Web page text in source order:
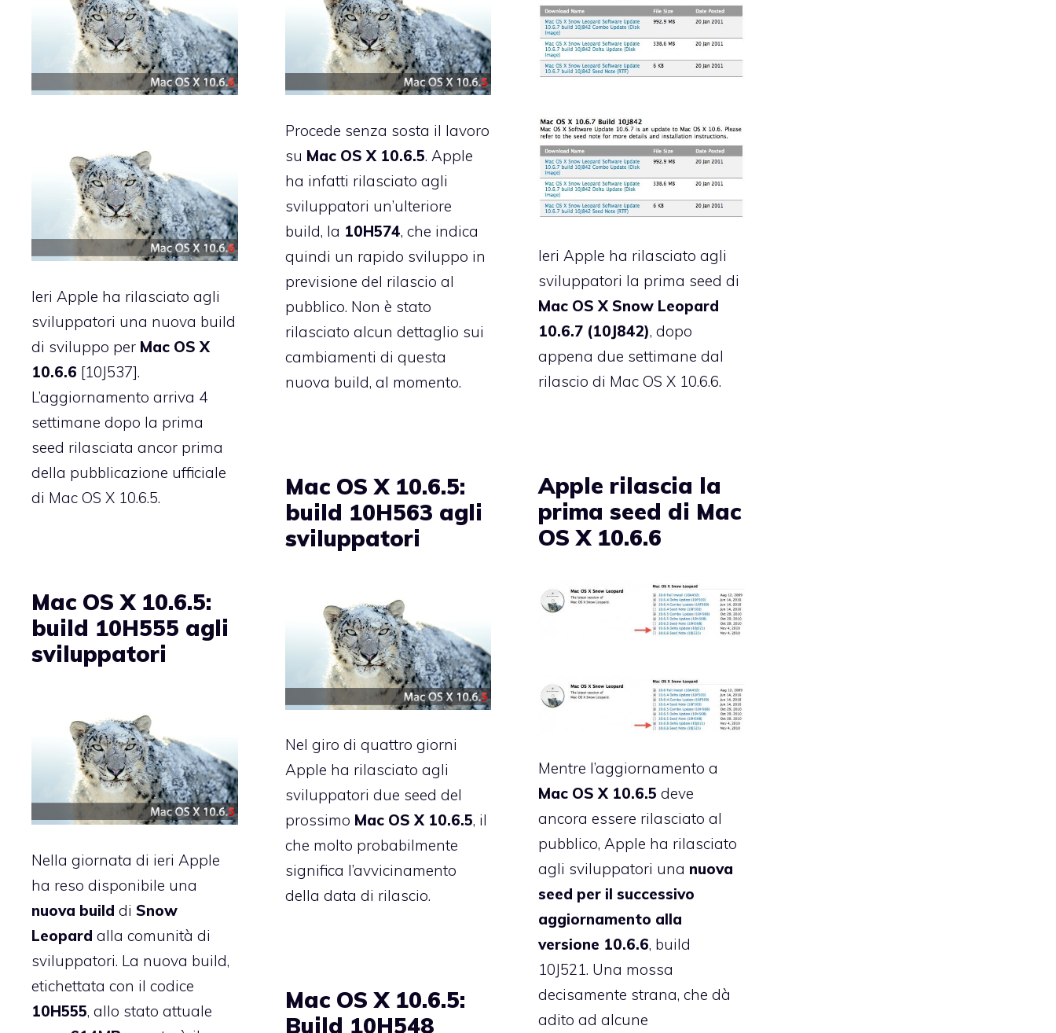
Ieri Apple ha rilasciato agli
sviluppatori la prima seed di
Mac OS X Snow Leopard
10.6.7 (10J842), dopo
appena due settimane dal
rilascio di Mac OS X 10.6.6.
Ieri Apple ha rilasciato agli
sviluppatori una nuova build
di sviluppo per Mac OS X
10.6.6 [10J537].
L’aggiornamento arriva 4
settimane dopo la prima
seed rilasciata ancor prima
della pubblicazione ufficiale
di Mac OS X 10.6.5.
Procede senza sosta il lavoro
su Mac OS X 10.6.5. Apple
ha infatti rilasciato agli
sviluppatori un’ulteriore
build, la 10H574, che indica
quindi un rapido sviluppo in
previsione del rilascio al
pubblico. Non è stato
rilasciato alcun dettaglio sui
cambiamenti di questa
nuova build, al momento.
Apple rilascia la
prima seed di Mac
OS X 10.6.6
Mentre l’aggiornamento a
Mac OS X 10.6.5 deve
ancora essere rilasciato al
pubblico, Apple ha rilasciato
agli sviluppatori una nuova
seed per il successivo
aggiornamento alla
versione 10.6.6, build
10J521. Una mossa
decisamente strana, che dà
adito ad alcune
Mac OS X 10.6.5:
build 10H563 agli
sviluppatori
Nel giro di quattro giorni
Apple ha rilasciato agli
sviluppatori due seed del
prossimo Mac OS X 10.6.5, il
che molto probabilmente
significa l’avvicinamento
della data di rilascio.
Mac OS X 10.6.5:
build 10H555 agli
sviluppatori
Nella giornata di ieri Apple
ha reso disponibile una
nuova build di Snow
Leopard alla comunità di
sviluppatori. La nuova build,
etichettata con il codice
10H555, allo stato attuale
Mac OS X 10.6.5:
Build 10H548